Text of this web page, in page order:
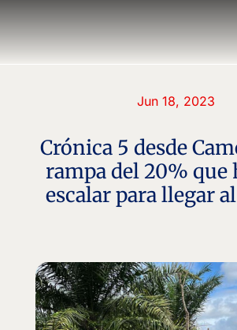
Jun 18, 2023
Crónica 5 desde
rampa del 20% que
escalar para llegar